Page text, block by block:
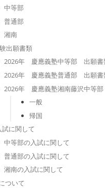
中等部
普通部
湘南
出願書類
2026年 慶應義塾中等部 出願書
2026年 慶應義塾普通部 出願書
2026年 慶應義塾湘南藤沢中等
一般
帰国
に関して
中等部の入試に関して
普通部の入試に関して
湘南の入試に関して
ついて